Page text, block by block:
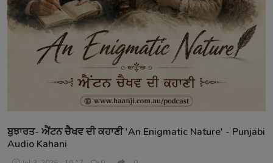
Event
ਬੁਝਾਰਤ- ਐਂਟਨ ਚੈਖਵ ਦੀ ਕਹਾਣੀ 'An Enigmatic Nature' - Punjabi
Audio Kahani